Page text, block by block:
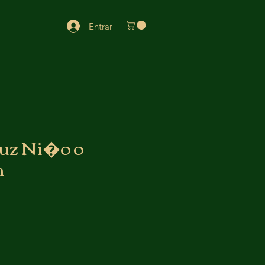
Entrar
Ni�o o